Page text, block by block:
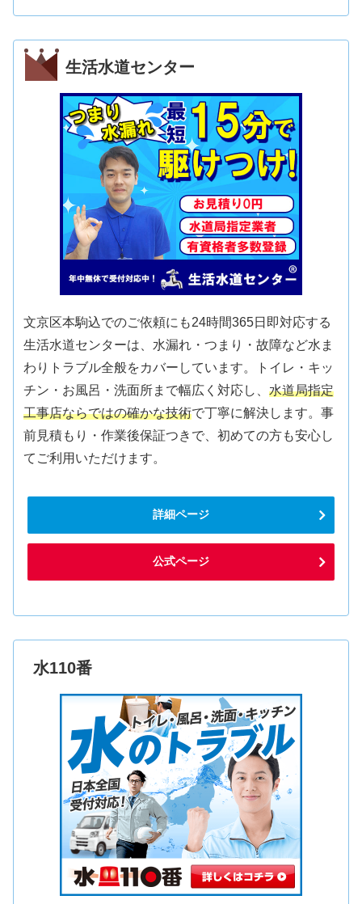
生活水道センター
文京区本駒込でのご依頼にも24時間365日即対応する
生活水道センターは、水漏れ・つまり・故障など水ま
わりトラブル全般をカバーしています。トイレ・キッ
チン・お風呂・洗面所まで幅広く対応し、水道局指定
工事店ならではの確かな技術で丁寧に解決します。事
前見積もり・作業後保証つきで、初めての方も安心し
てご利用いただけます。
詳細ページ
公式ページ
水110番